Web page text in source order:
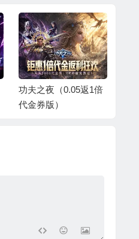
功夫之夜（0.05返1倍
代金券版）